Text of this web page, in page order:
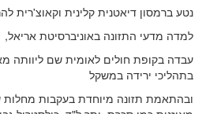
נטע ברמסון דיאטנית קלינית וקאוצ'רית
למדה מדעי התזונה באוניברסיטת אריאל,
עבדה בקופת חולים לאומית שם ליוותה
בתהליכי ירידה במשקל
ובהתאמת תזונה מיוחדת בעקבות מחלות